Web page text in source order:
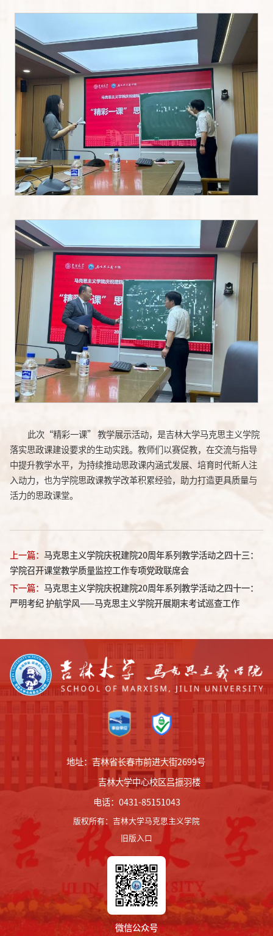
此次“精彩一课” 教学展示活动，是吉林大学马克思主义学院
落实思政课建设要求的生动实践。教师们以赛促教，在交流与指导
中提升教学水平，为持续推动思政课内涵式发展、培育时代新人注
入动力，也为学院思政课教学改革积累经验，助力打造更具质量与
活力的思政课堂。
上一篇： 马克思主义学院庆祝建院20周年系列教学活动之四十三：
学院召开课堂教学质量监控工作专项党政联席会
下一篇： 马克思主义学院庆祝建院20周年系列教学活动之四十一：
严明考纪 护航学风——马克思主义学院开展期末考试巡查工作
地址：吉林省长春市前进大街2699号
吉林大学中心校区吕振羽楼
电话：0431-85151043
版权所有： 吉林大学马克思主义学院
旧版入口
微信公众号